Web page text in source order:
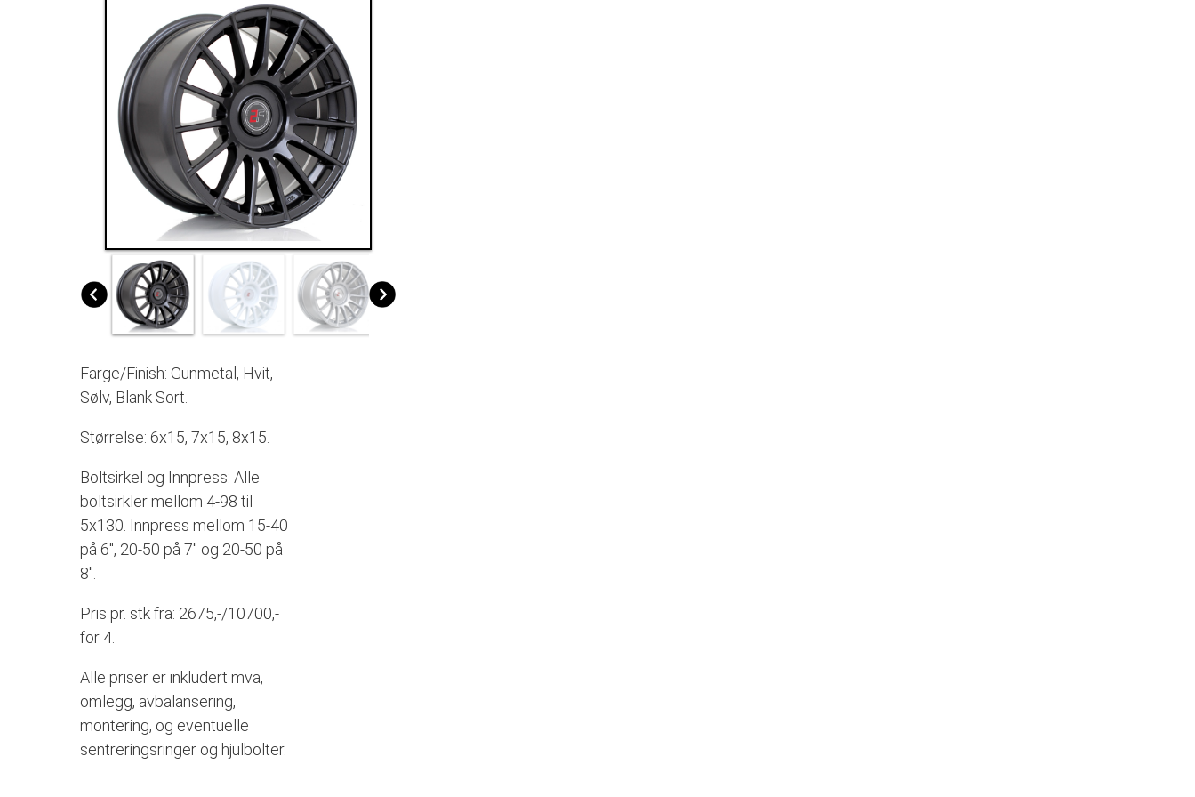
Farge/Finish: Gunmetal, Hvit,
Sølv, Blank Sort.
Størrelse: 6x15, 7x15, 8x15.
Boltsirkel og Innpress: Alle
boltsirkler mellom 4-98 til
5x130. Innpress mellom 15-40
på 6", 20-50 på 7" og 20-50 på
8".
Pris pr. stk fra: 2675,-/10700,-
for 4.
Alle priser er inkludert mva,
omlegg, avbalansering,
montering, og eventuelle
sentreringsringer og hjulbolter.